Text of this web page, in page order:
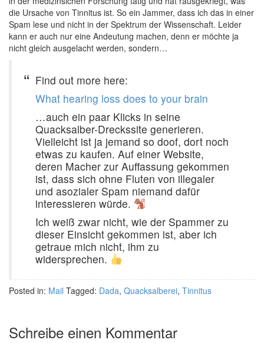
die Ursache von Tinnitus ist. So ein Jammer, dass ich das in einer
Spam lese und nicht in der Spektrum der Wissenschaft. Leider
kann er auch nur eine Andeutung machen, denn er möchte ja
nicht gleich ausgelacht werden, sondern…
Find out more here:
What hearing loss does to your brain
…auch ein paar Klicks in seine
Quacksalber-Dreckssite generieren.
Vielleicht ist ja jemand so doof, dort noch
etwas zu kaufen. Auf einer Website,
deren Macher zur Auffassung gekommen
ist, dass sich ohne Fluten von illegaler
und asozialer Spam niemand dafür
interessieren würde.
Ich weiß zwar nicht, wie der Spammer zu
dieser Einsicht gekommen ist, aber ich
getraue mich nicht, ihm zu
widersprechen.
Posted in: Mail Tagged: Dada, Quacksalberei, Tinnitus
Schreibe einen Kommentar